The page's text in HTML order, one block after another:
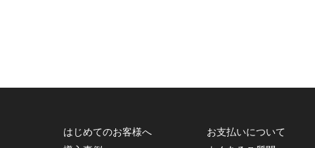
はじめてのお客様へ
お支払いについて